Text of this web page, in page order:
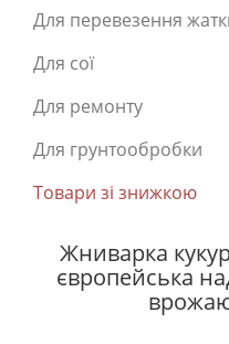
Для перевезення
Для сої
Для ремонту
Для грунтообробки
Товари зі знижкою
Жниварка
європейська